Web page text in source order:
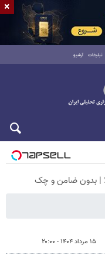
تبلیغات آرشیو
۱۵ مرداد ۱۴۰۴ - ۲۰:۰۰
×